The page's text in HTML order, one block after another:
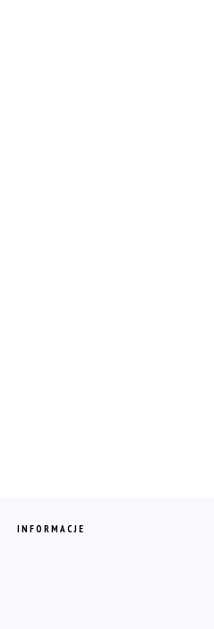
INFORMACJE